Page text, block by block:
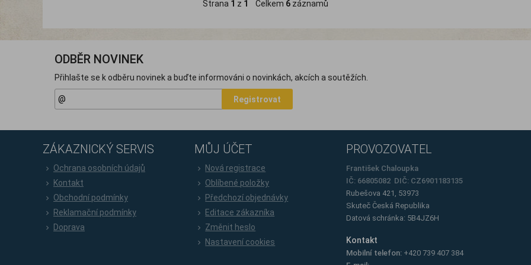
Strana 1 z 1 Celkem 6 záznamů
ODBĚR NOVINEK
Přihlašte se k odběru novinek a buďte informováni o novinkách, akcích a soutěžích.
Registrovat
ZÁKAZNICKÝ SERVIS
Ochrana osobních údajů
Kontakt
Obchodní podmínky
Reklamační podmínky
Doprava
MŮJ ÚČET
Nová registrace
Oblíbené položky
Předchozí objednávky
Editace zákazníka
Změnit heslo
Nastavení cookies
PROVOZOVATEL
František Chaloupka
IČ: 66805082 DIČ: CZ6901183135
Rubešova 421, 53973
Skuteč Česká Republika
Datová schránka: 5B4JZ6H
Kontakt
Mobilní telefon: +420 739 407 384